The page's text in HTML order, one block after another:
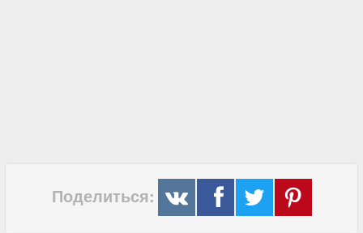
Поделиться: